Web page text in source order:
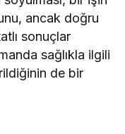
ancak doğru
sonuçlar
sağlıkla ilgili
de bir